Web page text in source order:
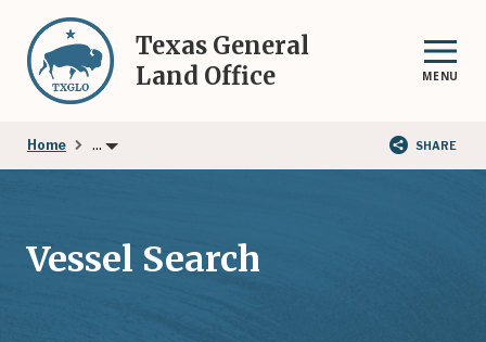
main
content
Texas General
Land Office
MENU
Home ... SHARE
Vessel Search